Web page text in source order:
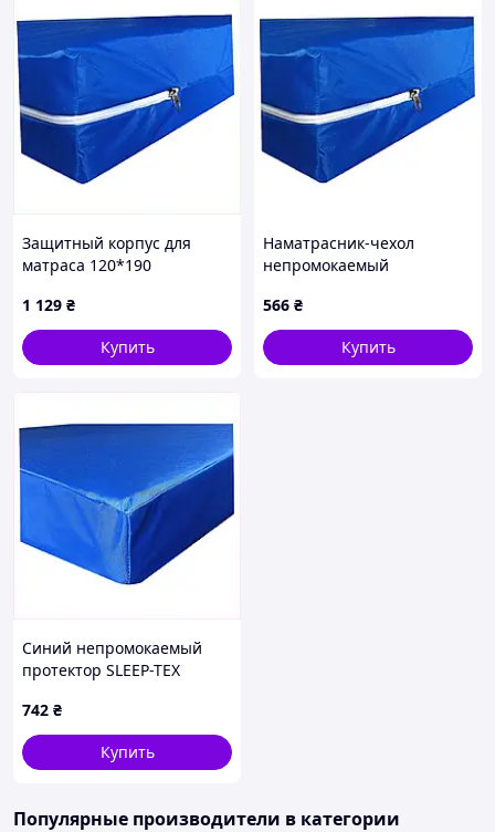
Защитный корпус для
матраса 120*190
медицинский 7E8E2A3576
1 129 ₴
Купить
Наматрасник-чехол
непромокаемый
Протект 70x130 h 9 см,
M78C2C3292
566 ₴
Купить
Синий непромокаемый
протектор SLEEP-TEX
742 ₴
Купить
Популярные производители в категории